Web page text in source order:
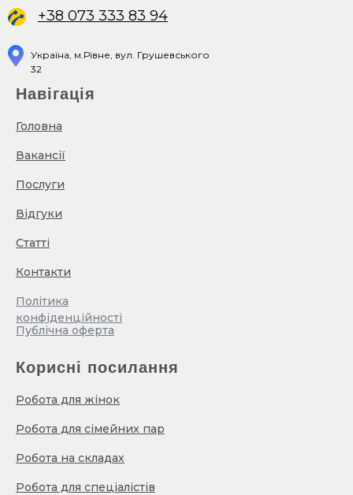
Україна, м.Рівне, вул. Грушевського
32
+38 073 333 83 94
Корисні посилання
Робота для жінок
Робота для сімейних пар
Робота на складах
Робота для спеціалістів
Навігація
Головна
Вакансії
Послуги
Відгуки
Статті
Контакти
Політика
конфіденційності
Публічна оферта